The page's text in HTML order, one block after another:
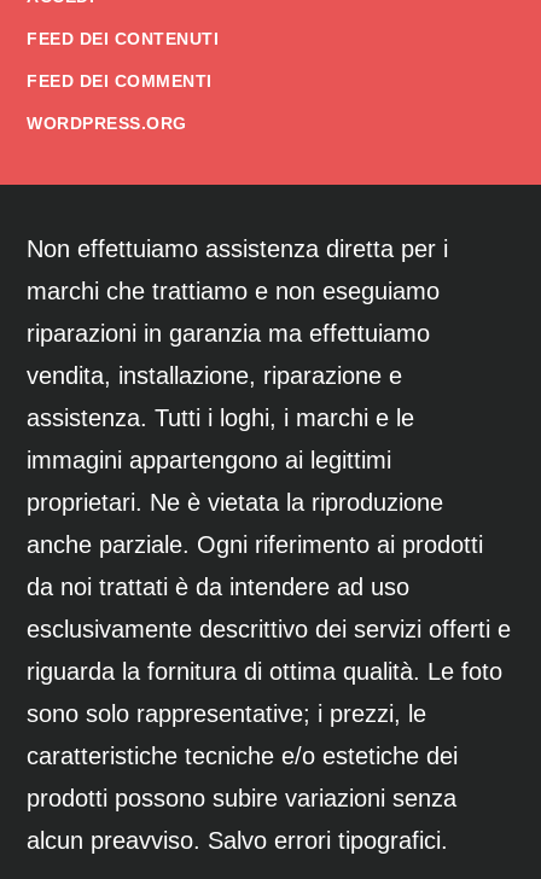
FEED DEI CONTENUTI
FEED DEI COMMENTI
WORDPRESS.ORG
Non effettuiamo assistenza diretta per i
marchi che trattiamo e non eseguiamo
riparazioni in garanzia ma effettuiamo
vendita, installazione, riparazione e
assistenza. Tutti i loghi, i marchi e le
immagini appartengono ai legittimi
proprietari. Ne è vietata la riproduzione
anche parziale. Ogni riferimento ai prodotti
da noi trattati è da intendere ad uso
esclusivamente descrittivo dei servizi offerti e
riguarda la fornitura di ottima qualità. Le foto
sono solo rappresentative; i prezzi, le
caratteristiche tecniche e/o estetiche dei
prodotti possono subire variazioni senza
alcun preavviso. Salvo errori tipografici.